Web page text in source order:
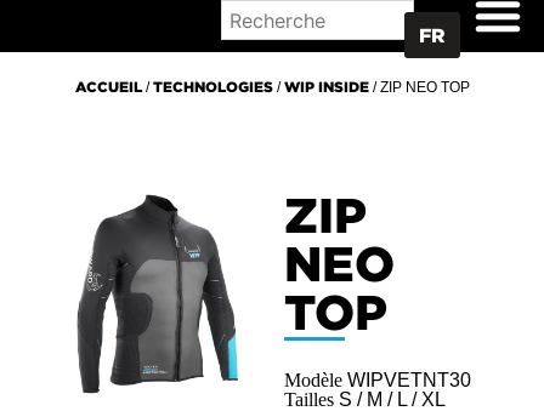
FR
ACCUEIL/TECHNOLOGIES/WIP INSIDE/ ZIP NEO TOP
ZIP
NEO
TOP
Modèle WIPVETNT30
Tailles S / M / L / XL